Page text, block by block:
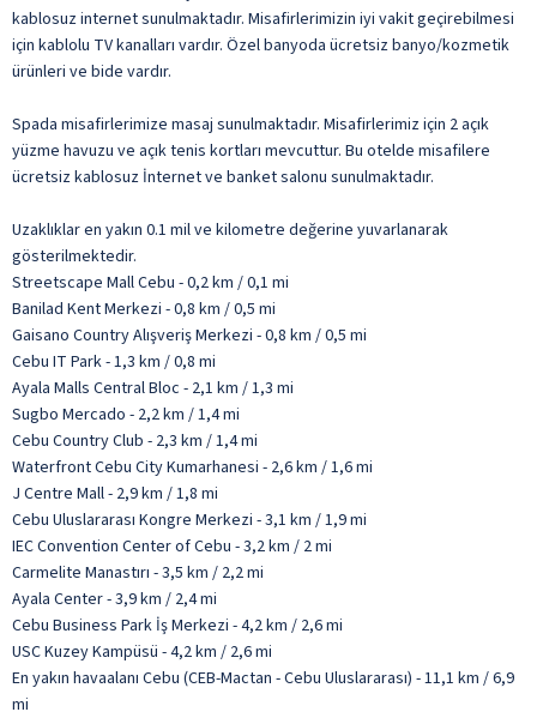
kablosuz internet sunulmaktadır. Misafirlerimizin iyi vakit geçirebilmesi
için kablolu TV kanalları vardır. Özel banyoda ücretsiz banyo/kozmetik
ürünleri ve bide vardır.
Spada misafirlerimize masaj sunulmaktadır. Misafirlerimiz için 2 açık
yüzme havuzu ve açık tenis kortları mevcuttur. Bu otelde misafilere
ücretsiz kablosuz İnternet ve banket salonu sunulmaktadır.
Uzaklıklar en yakın 0.1 mil ve kilometre değerine yuvarlanarak
gösterilmektedir.
Streetscape Mall Cebu - 0,2 km / 0,1 mi
Banilad Kent Merkezi - 0,8 km / 0,5 mi
Gaisano Country Alışveriş Merkezi - 0,8 km / 0,5 mi
Cebu IT Park - 1,3 km / 0,8 mi
Ayala Malls Central Bloc - 2,1 km / 1,3 mi
Sugbo Mercado - 2,2 km / 1,4 mi
Cebu Country Club - 2,3 km / 1,4 mi
Waterfront Cebu City Kumarhanesi - 2,6 km / 1,6 mi
J Centre Mall - 2,9 km / 1,8 mi
Cebu Uluslararası Kongre Merkezi - 3,1 km / 1,9 mi
IEC Convention Center of Cebu - 3,2 km / 2 mi
Carmelite Manastırı - 3,5 km / 2,2 mi
Ayala Center - 3,9 km / 2,4 mi
Cebu Business Park İş Merkezi - 4,2 km / 2,6 mi
USC Kuzey Kampüsü - 4,2 km / 2,6 mi
En yakın havaalanı Cebu (CEB-Mactan - Cebu Uluslararası) - 11,1 km / 6,9
mi